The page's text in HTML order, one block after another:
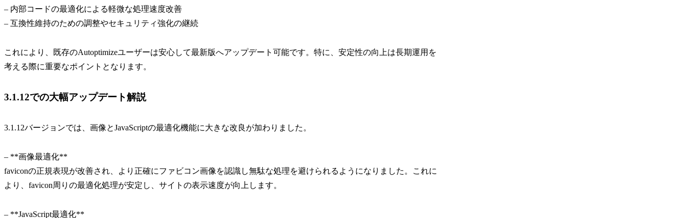
– 内部コードの最適化による軽微な処理速度改善
– 互換性維持のための調整やセキュリティ強化の継続
これにより、既存のAutoptimizeユーザーは安心して最新版へアップデート可能です。特に、安定性の向上は長期運用を
考える際に重要なポイントとなります。
3.1.12での大幅アップデート解説
3.1.12バージョンでは、画像とJavaScriptの最適化機能に大きな改良が加わりました。
– **画像最適化**
faviconの正規表現が改善され、より正確にファビコン画像を認識し無駄な処理を避けられるようになりました。これに
より、favicon周りの最適化処理が安定し、サイトの表示速度が向上します。
– **JavaScript最適化**